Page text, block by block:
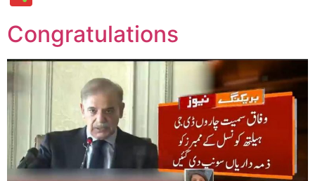
Congratulations